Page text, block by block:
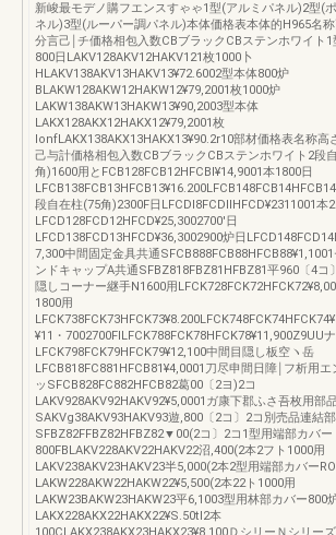
新峻最モデノ購フエンスすゃゃ1型(アルミパネル)2型(
ネル)3型(ルーパー調パネル)本体価格表本体的H965名称
分言己￨チ価格相包入数CBブラックCBステンホワイト1
800日LAKV128AKV12HAKV121枚1000卜
HLAKV138AKV13HAKV13¥72.6002型本体800炉
BLAKW128AKW12HAKW12¥79,2001枚1000炉
LAKW138AKW13HAKW13¥90,2003型本体
LAKX128AKX12HAKX12¥79,2001枚
lonfLAKX138AKX13HAKX13¥90.2r10部材価格表名称高
己与計価格相包入数CBブラックCBステンホワイト2段
角)1600用とFCB128FCB12HFCBl¥14,9001本1800日
段自在柱(75角)2300F日LFCDl8FCDllHFCD¥2311001本
LFCD128FCD12HFCD¥25,3002700'日
LFCD138FCD13HFCD¥36,3002900炉日
7,300中間固定金具共通
ンドキャップA共通SFBZ818FBZ81HFBZ81平960〔4コ
隠しコーナー継手N1600用
1800用
¥11・7002700FlLFCK788FCK78HFCK78¥11,900Z9UU
LFCK798FCK79HFCK79¥12,100中間目隠し板空ヽ岳
LFCB818FC881HFCB81¥4,0001刀尽申間日障￨フ析用エ
ッSFCB828FC882HFCB82葛00〔2ヨ)2コ
LAKV928AKV92HAKV92¥5,0001ガ康下郡ふさ吾枚用部
SAKVg38AKV93HAKV93遊,800〔2コ〕2コ別売品連結
SFBZ82FFBZ82HFBZ82▼00(2コ〕2コ1型用端部カバー
800FBLAKV228AKV22HAKV22沼,400(2本2フト1000用
LAKV238AKV23HAKV23半5,000(2本2型用端部カバー
LAKW228AKW22HAKW22¥5,500(2本22ト1000用
LAKW23BAKW23HAKW23平6,1003型用林部カバー800
LAKX228AKX22HAKX22¥S.50tl2本